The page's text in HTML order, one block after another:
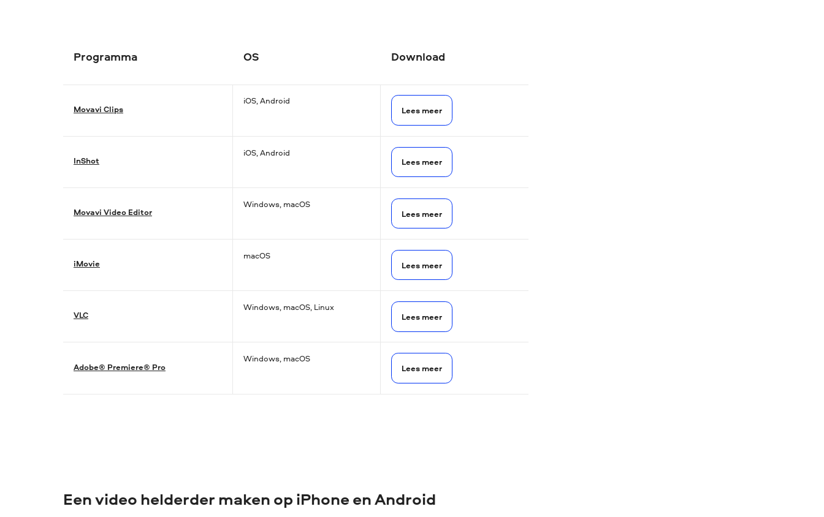
Programma OS Download
Movavi Clips
iOS, Android
Lees meer
InShot
iOS, Android
Lees meer
Movavi Video Editor
Windows, macOS
Lees meer
iMovie
macOS
Lees meer
VLC
Windows, macOS, Linux
Lees meer
Adobe® Premiere® Pro
Windows, macOS
Lees meer
Een video helderder maken op iPhone en Android